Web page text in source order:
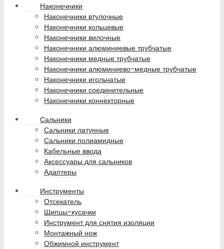
Наконечники
Наконечники втулочные
Наконечники кольцевые
Наконечники вилочные
Наконечники алюминиевые трубчатые
Наконечники медные трубчатые
Наконечники алюминиево-медные трубчатые
Наконечники игольчатые
Наконечники соединительные
Наконечники коннекторные
Сальники
Сальники латунные
Сальники полиамидные
Кабельные ввода
Аксессуары для сальников
Адаптеры
Инструменты
Отсекатель
Щипцы-кусачки
Инструмент для снятия изоляции
Монтажный нож
Обжимной инструмент